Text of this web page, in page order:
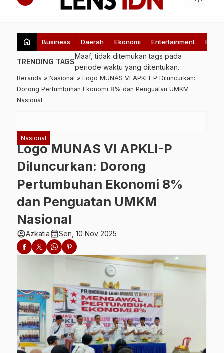
home Business Daerah Ekonomi Entertainment
TRENDING TAGS
Maaf, tidak ditemukan tags pada
periode waktu yang ditentukan.
Beranda » Nasional » Logo MUNAS VI APKLI-P Diluncurkan:
Dorong Pertumbuhan Ekonomi 8% dan Penguatan UMKM
Nasional
Nasional
Logo MUNAS VI APKLI-P
Diluncurkan: Dorong
Pertumbuhan Ekonomi 8%
dan Penguatan UMKM
Nasional
account_circleAzkatiacalendar_monthSen, 10 Nov 2025